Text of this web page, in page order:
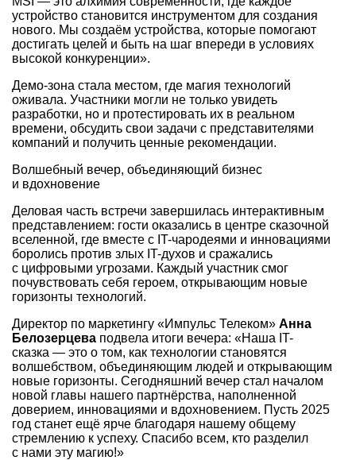
устройство становится инструментом для создания
нового. Мы создаём устройства, которые помогают
достигать целей и быть на шаг впереди в условиях
высокой конкуренции».
Демо-зона стала местом, где магия технологий
оживала. Участники могли не только увидеть
разработки, но и протестировать их в реальном
времени, обсудить свои задачи с представителями
компаний и получить ценные рекомендации.
Волшебный вечер, объединяющий бизнес
и вдохновение
Деловая часть встречи завершилась интерактивным
представлением: гости оказались в центре сказочной
вселенной, где вместе с IT-чародеями и инновациями
боролись против злых IT-духов и сражались
с цифровыми угрозами. Каждый участник смог
почувствовать себя героем, открывающим новые
горизонты технологий.
Директор по маркетингу «Импульс Телеком» Анна
Белозерцева подвела итоги вечера: «Наша IT-
сказка — это о том, как технологии становятся
волшебством, объединяющим людей и открывающим
новые горизонты. Сегодняшний вечер стал началом
новой главы нашего партнёрства, наполненной
доверием, инновациями и вдохновением. Пусть 2025
год станет ещё ярче благодаря нашему общему
стремлению к успеху. Спасибо всем, кто разделил
с нами эту магию!»